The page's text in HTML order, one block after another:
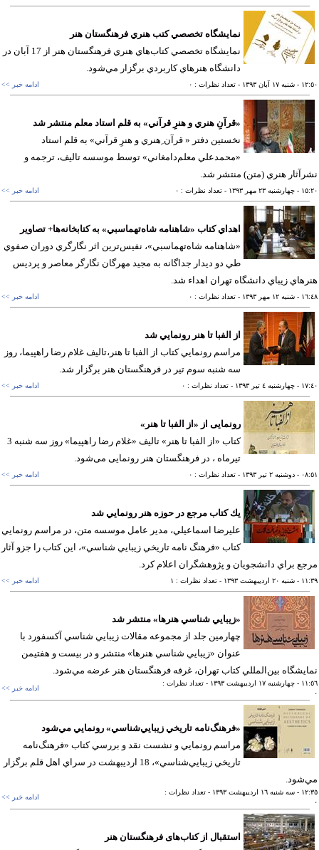
نمايشگاه تخصصي كتب هنري فرهنگستان هنر
نمايشگاه تخصصي كتاب‌هاي هنري فرهنگستان هنر از 17 آبان در
دانشگاه هنرهاي كاربردي برگزار مي‌شود.
- شنبه ١٧ آبان ١٣٩٣ - تعداد نظرات : ٠ ادامه خبر >>
«قرآنِ هنري و هنرِ قرآني» به قلم استاد معلم منتشر شد
نخستين دفتر « قرآن ِهنري و هنرِ قرآني» به قلم استاد
«محمدعلي معلم‌دامغاني» توسط موسسه تاليف، ترجمه و
هنري (متن) منتشر شد.
- چهارشنبه ٢٣ مهر ١٣٩٣ - تعداد نظرات : ٠ ادامه خبر >>
اهداي كتاب «شاهنامه شاه‌تهماسبي» به كتابخانه‌ها+ تصاوير
«شاهنامه شاه‌تهماسبي»، نفيس‌ترين اثر نگارگري دوران صفوي
طي دو ديدار جداگانه به مجيد مهرگان نگارگر معاصر و پرديس
زيباي دانشگاه تهران اهداء شد.
- شنبه ١٢ مهر ١٣٩٣ - تعداد نظرات : ٠ ادامه خبر >>
از الفبا تا هنر رونمايي شد
مراسم رونمايي كتاب از الفبا تا هنر،تاليف غلام رضا راهپيما، روز
سه شنبه سوم تير در فرهنگستان هنر برگزار شد.
- چهارشنبه ٤ تير ١٣٩٣ - تعداد نظرات : ٠ ادامه خبر >>
رونمایی از «از الفبا تا هنر»
كتاب «از الفبا تا هنر» تاليف «غلام رضا راهپيما» روز سه شنبه 3
تيرماه ، در فرهنگستان هنر رونمایی می‌شود.
- دوشنبه ٢ تير ١٣٩٣ - تعداد نظرات : ٠ ادامه خبر >>
يك كتاب مرجع در حوزه هنر رونمايي شد
عليرضا اسماعيلي، مدير عامل موسسه متن، در مراسم رونمايي
كتاب «فرهنگ نامه تاريخي زيبايي شناسي»، اين كتاب را جزو آثار
براي دانشجويان و پژوهشگران اعلام كرد.
- شنبه ٢٠ ارديبهشت ١٣٩٣ - تعداد نظرات : ١ ادامه خبر >>
«زيبايي شناسي هنرها» منتشر شد
چهارمين جلد از مجموعه مقالات زيبايي شناسي آكسفورد با
عنوان «زيبايي شناسي هنرها» منتشر و در بيست و هفتيمن
بين‌المللي كتاب تهران، غرفه فرهنگستان هنر عرضه مي‌شود.
- چهارشنبه ١٧ ارديبهشت ١٣٩٣ - تعداد نظرات :
ادامه خبر >>
«فرهنگ‌نامه تاريخي زيبايي‌شناسي» رونمايي مي‌شود
مراسم رونمايي و نشست نقد و بررسي كتاب «فرهنگ‌نامه
تاريخي زيبايي‌شناسي»، 18 ارديبهشت در سراي اهل قلم برگزار
- سه شنبه ١٦ ارديبهشت ١٣٩٣ - تعداد نظرات :
ادامه خبر >>
استقبال از کتاب‌های فرهنگستان هنر